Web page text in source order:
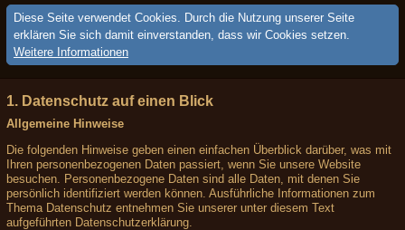
Diese Seite verwendet Cookies. Durch die Nutzung unserer Seite
erklären Sie sich damit einverstanden, dass wir Cookies setzen.
Weitere Informationen
1. Datenschutz auf einen Blick
Allgemeine Hinweise
Die folgenden Hinweise geben einen einfachen Überblick darüber, was mit
Ihren personenbezogenen Daten passiert, wenn Sie unsere Website
besuchen. Personenbezogene Daten sind alle Daten, mit denen Sie
persönlich identifiziert werden können. Ausführliche Informationen zum
Thema Datenschutz entnehmen Sie unserer unter diesem Text
aufgeführten Datenschutzerklärung.